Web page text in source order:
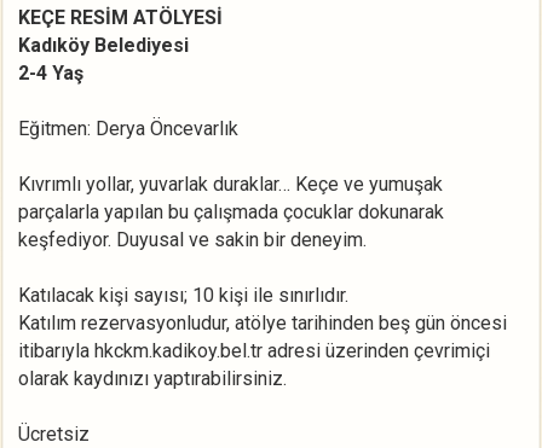
KEÇE RESİM ATÖLYESİ
Kadıköy Belediyesi
2-4 Yaş
Eğitmen: Derya Öncevarlık
Kıvrımlı yollar, yuvarlak duraklar… Keçe ve yumuşak
parçalarla yapılan bu çalışmada çocuklar dokunarak
keşfediyor. Duyusal ve sakin bir deneyim.
Katılacak kişi sayısı; 10 kişi ile sınırlıdır.
Katılım rezervasyonludur, atölye tarihinden beş gün öncesi
itibarıyla hkckm.kadikoy.bel.tr adresi üzerinden çevrimiçi
olarak kaydınızı yaptırabilirsiniz.
Ücretsiz